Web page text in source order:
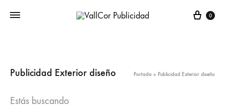
Carro
0
Publicidad Exterior diseño Portada » Publicidad Exterior diseño
Estás buscando